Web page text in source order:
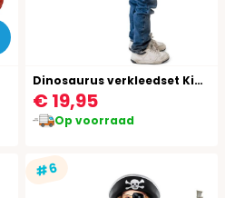
Dinosaurus verkleedset Kind Groen
€ 19,95
Op voorraad
#6